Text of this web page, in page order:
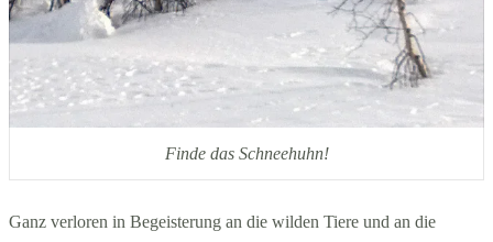
Finde das Schneehuhn!
Ganz verloren in Begeisterung an die wilden Tiere und an die